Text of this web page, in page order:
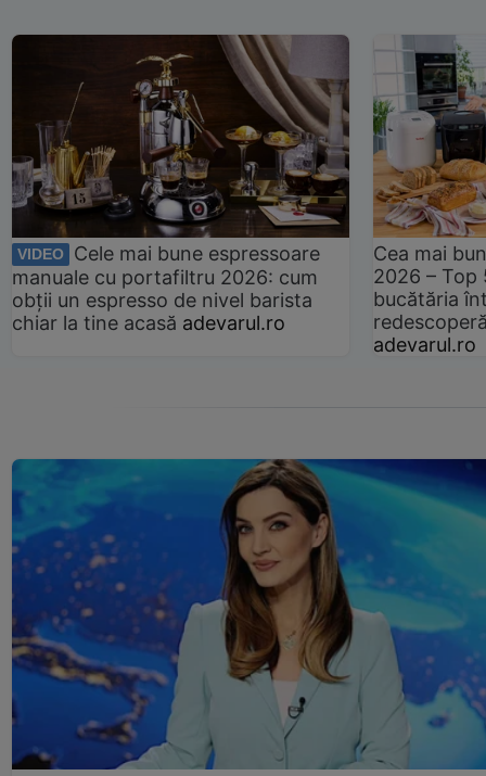
VIDEO
Cele mai bune espressoare
manuale cu portafiltru 2026: cum
obții un espresso de nivel barista
chiar la tine acasă adevarul.ro
Cea mai
2026 –
bucătăria
adevarul.ro